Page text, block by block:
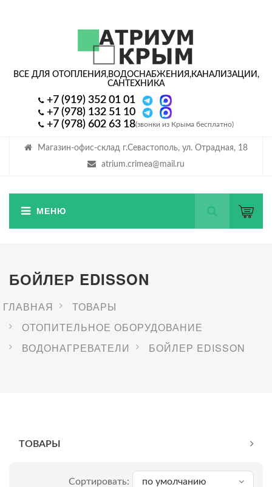
Магазин-офис-склад г.Севастополь, ул. Отрадная, 18
atrium.crimea@mail.ru
ВСЕ ДЛЯ ОТОПЛЕНИЯ,ВОДОСНАБЖЕНИЯ,КАНАЛИЗАЦИИ,
САНТЕХНИКА
+7 (919) 352 01 01
+7 (978) 132 51 10
+7 (978) 602 63 18(звонки из Крыма бесплатно)
БОЙЛЕР EDISSON
ГЛАВНАЯ
ТОВАРЫ
ОТОПИТЕЛЬНОЕ ОБОРУДОВАНИЕ
ВОДОНАГРЕВАТЕЛИ
БОЙЛЕР EDISSON
ТОВАРЫ
Сортировать: по умолчанию